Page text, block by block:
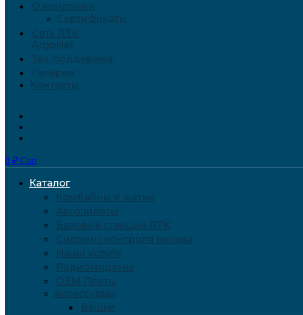
О компании
Сертификаты
Сеть RTK
ArgoNet
Тех. поддержка
Галерея
Контакты
0 ₽ Cart
Каталог
Комбайны и жатки
Автопилоты
Базовые станции RTK
Системы контроля высева
Наши услуги
Радиомодемы
OEM Платы
Аксессуары
Вешки